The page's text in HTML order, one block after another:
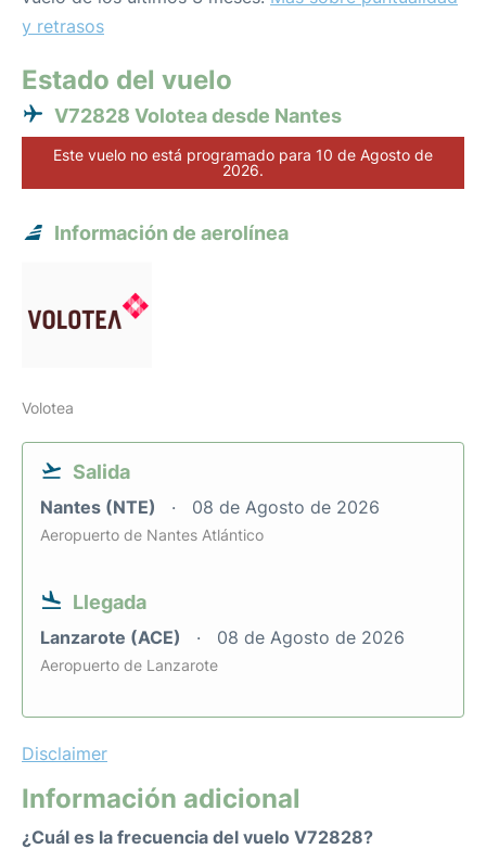
y retrasos
Estado del vuelo
V72828 Volotea desde Nantes
Este vuelo no está programado para 10 de Agosto de
2026.
Información de aerolínea
Volotea
Salida
Nantes (NTE) 08 de Agosto de 2026
Aeropuerto de Nantes Atlántico
Llegada
Lanzarote (ACE) 08 de Agosto de 2026
Aeropuerto de Lanzarote
Disclaimer
Información adicional
¿Cuál es la frecuencia del vuelo V72828?